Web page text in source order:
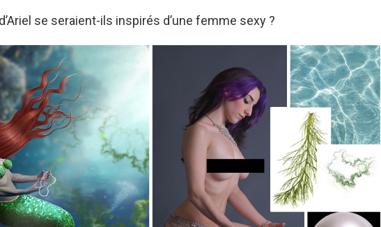
se seraient-ils inspirés d’une femme sexy ?